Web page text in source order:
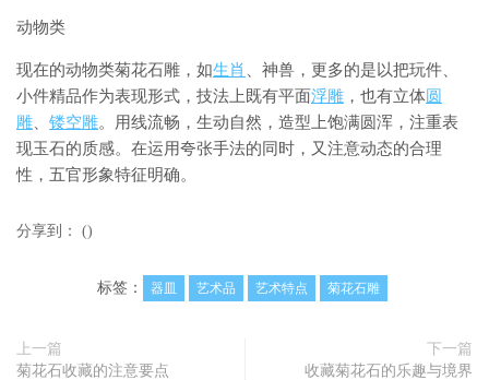
动物类
现在的动物类菊花石雕，如生肖
、神兽，更多的是以把玩件、
小件精品作为表现形式，技法上既有平面浮雕 ，也有立体 圆
雕
镂空雕。用线流畅，生动自然，造型上饱满圆浑，注重表
现玉石的质感。在运用夸张手法的同时，又注意动态的合理
性，五官形象特征明确。
分享到： ()
标签： 器皿 艺术品 艺术特点 菊花石雕
上一篇
菊花石收藏的注意要点
下一篇
收藏菊花石的乐趣与境界